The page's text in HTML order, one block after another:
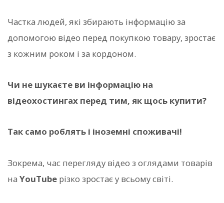
Частка людей, які збирають інформацію за
допомогою відео перед покупкою товару, зростає
з кожним роком і за кордоном.
Чи не шукаєте ви інформацію на
відеохостингах перед тим, як щось купити?
Так само роблять і іноземні споживачі!
Зокрема, час перегляду відео з оглядами товарів
на YouTube різко зростає у всьому світі.